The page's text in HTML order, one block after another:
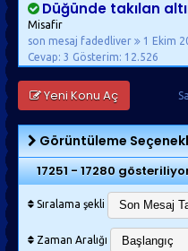
Düğünde takılan
Misafir
son mesaj fadedliver
1 Ekim
Cevap: 3 Gösterim: 12.526
Yeni Konu Aç
Görüntüleme
17251 - 17280
Sıralama şekli
Zaman Aralığı